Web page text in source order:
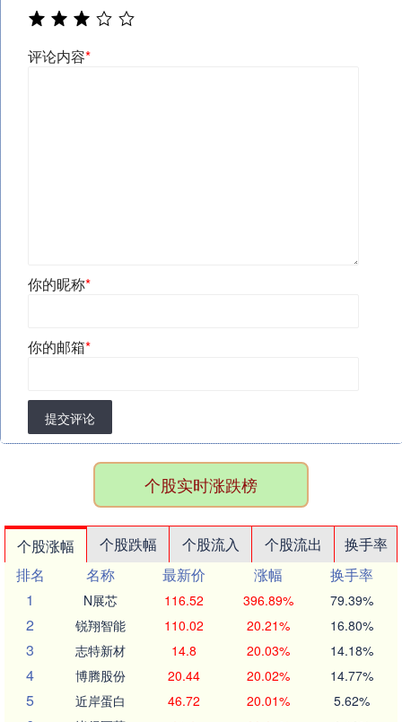
评论内容*
你的昵称*
你的邮箱*
提交评论
个股实时涨跌榜
个股涨幅 个股跌幅 个股流入 个股流出
换手率
排名
名称 最新价 涨幅
换手率
1
N展芯 116.52 396.89% 79.39%
2 锐翔智能 110.02 20.21% 16.80%
3 志特新材 14.8 20.03% 14.18%
4 博腾股份 20.44 20.02% 14.77%
5 近岸蛋白 46.72 20.01% 5.62%